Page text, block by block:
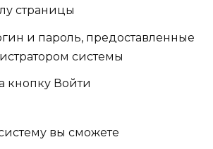
страницы
и пароль, предоставленные
системы
кнопку Войти
вы сможете